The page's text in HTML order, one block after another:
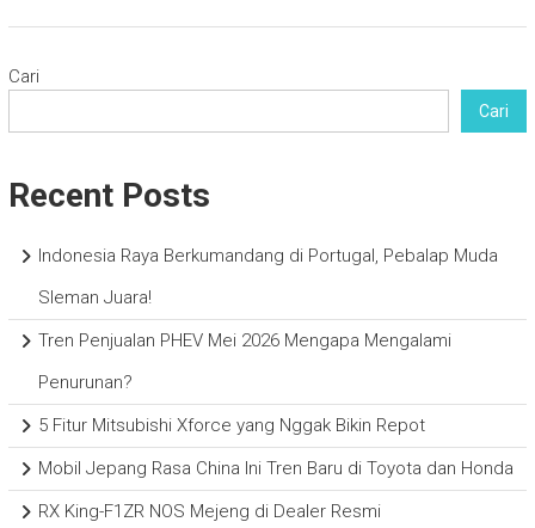
Cari
Cari
Recent Posts
Indonesia Raya Berkumandang di Portugal, Pebalap Muda
Sleman Juara!
Tren Penjualan PHEV Mei 2026 Mengapa Mengalami
Penurunan?
5 Fitur Mitsubishi Xforce yang Nggak Bikin Repot
Mobil Jepang Rasa China Ini Tren Baru di Toyota dan Honda
RX King-F1ZR NOS Mejeng di Dealer Resmi